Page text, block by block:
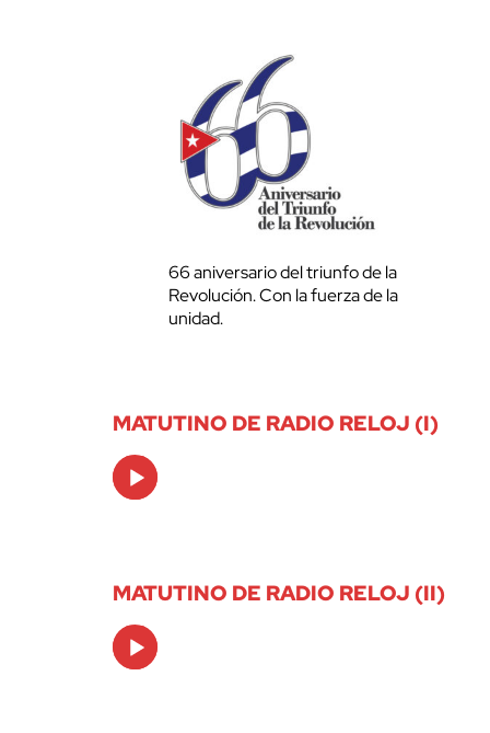
66 aniversario del triunfo de la
Revolución. Con la fuerza de la
unidad.
MATUTINO DE RADIO RELOJ (I)
Audio
Player
MATUTINO DE RADIO RELOJ (II)
Audio
Player